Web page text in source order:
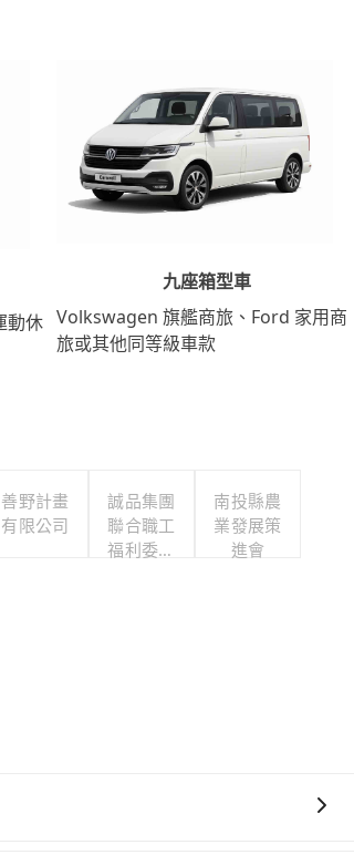
動休
九座箱型車
Volkswagen 旗艦商旅、Ford 家用商
旅或其他同等級車款
善野計畫
有限公司
誠品集團
聯合職工
福利委員
南投縣農
業發展策
進會